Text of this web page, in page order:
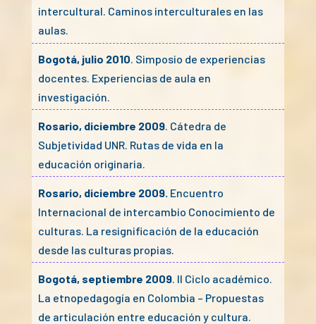
intercultural. Caminos interculturales en las
aulas.
Bogotá, julio 2010. Simposio de experiencias
docentes. Experiencias de aula en
investigación.
Rosario, diciembre 2009. Cátedra de
Subjetividad UNR. Rutas de vida en la
educación originaria.
Rosario, diciembre 2009. Encuentro
Internacional de intercambio Conocimiento de
culturas. La resignificación de la educación
desde las culturas propias.
Bogotá, septiembre 2009. II Ciclo académico.
La etnopedagogía en Colombia – Propuestas
de articulación entre educación y cultura.